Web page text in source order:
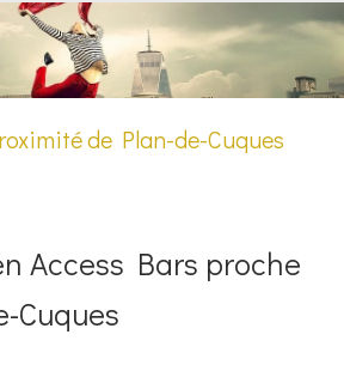
de Plan-de-Cuques
Access Bars proche
Cuques